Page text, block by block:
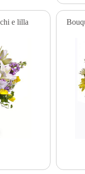
e lilla